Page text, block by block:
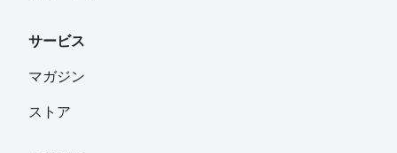
サービス
マガジン
ストア